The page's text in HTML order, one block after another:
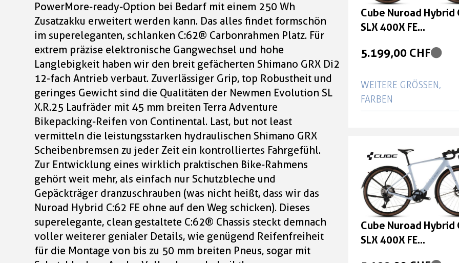
PowerMore-ready-Option bei Bedarf mit einem 250 Wh
Zusatzakku erweitert werden kann. Das alles findet formschön
im supereleganten, schlanken C:62® Carbonrahmen Platz. Für
extrem präzise elektronische Gangwechsel und hohe
Langlebigkeit haben wir den breit gefächerten Shimano GRX Di2
12-fach Antrieb verbaut. Zuverlässiger Grip, top Robustheit und
geringes Gewicht sind die Qualitäten der Newmen Evolution SL
X.R.25 Laufräder mit 45 mm breiten Terra Adventure
Bikepacking-Reifen von Continental. Last, but not least
vermitteln die leistungsstarken hydraulischen Shimano GRX
Scheibenbremsen zu jeder Zeit ein kontrolliertes Fahrgefühl.
Zur Entwicklung eines wirklich praktischen Bike-Rahmens
gehört weit mehr, als einfach nur Schutzbleche und
Gepäckträger dranzuschrauben (was nicht heißt, dass wir das
Nuroad Hybrid C:62 FE ohne auf den Weg schicken). Dieses
superelegante, clean gestaltete C:62® Chassis steckt demnach
voller weiterer genialer Details, wie genügend Reifenfreiheit
für die Montage von bis zu 50 mm breiten Pneus, sogar mit
Cube Nuroad Hybrid
SLX 400X FE
5.199,00 CHF
WEITERE GRÖSSEN, F
ARBEN
iceblue'n'prism Größe:
5.199,00 CHF
Cube Nuroad Hybrid
SLX 400X FE
iceblue'n'prism
Cube Nuroad Hybrid
SLX 400X FE